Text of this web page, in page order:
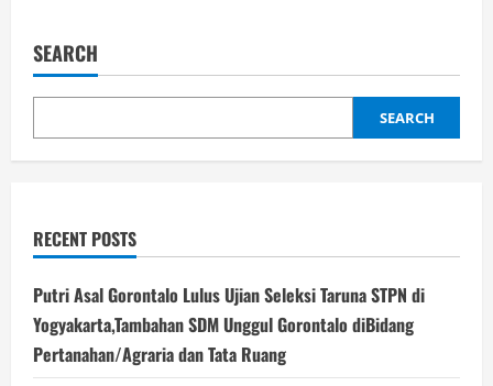
Lumbung
Nasional
SEARCH
SEARCH
RECENT POSTS
Putri Asal Gorontalo Lulus Ujian Seleksi Taruna STPN di
Yogyakarta,Tambahan SDM Unggul Gorontalo diBidang
Pertanahan/Agraria dan Tata Ruang